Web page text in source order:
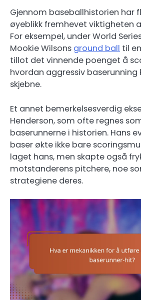
Gjennom baseballhistorien har
øyeblikk fremhevet viktigheten
For eksempel, under World
Mookie Wilsons ground ball til
tillot det vinnende poenget å
hvordan aggressiv baserunning
skjebne.
Et annet bemerkelsesverdig
Henderson, som ofte regnes
baserunnerne i historien. Hans
baser økte ikke bare
laget hans, men skapte også
motstanderens pitchere, noe
strategiene deres.